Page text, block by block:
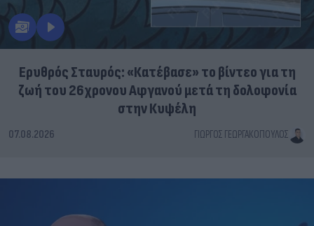
Ερυθρός Σταυρός: «Κατέβασε» το βίντεο για τη
ζωή του 26χρονου Αφγανού μετά τη δολοφονία
στην Κυψέλη
07.08.2026 ΓΙΏΡΓΟΣ ΓΕΩΡΓΑΚΌΠΟΥΛΟΣ